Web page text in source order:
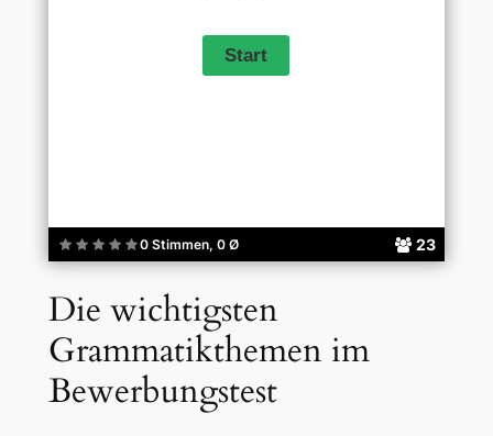
0 Stimmen, 0 Ø 23
Die wichtigsten
Grammatikthemen im
Bewerbungstest